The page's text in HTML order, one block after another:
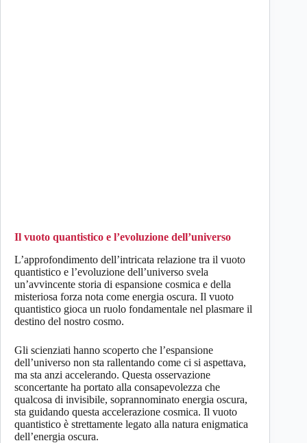
Il vuoto quantistico e l’evoluzione dell’universo
L’approfondimento dell’intricata relazione tra il vuoto
quantistico e l’evoluzione dell’universo svela
un’avvincente storia di espansione cosmica e della
misteriosa forza nota come energia oscura. Il vuoto
quantistico gioca un ruolo fondamentale nel plasmare il
destino del nostro cosmo.
Gli scienziati hanno scoperto che l’espansione
dell’universo non sta rallentando come ci si aspettava,
ma sta anzi accelerando. Questa osservazione
sconcertante ha portato alla consapevolezza che
qualcosa di invisibile, soprannominato energia oscura,
sta guidando questa accelerazione cosmica. Il vuoto
quantistico è strettamente legato alla natura enigmatica
dell’energia oscura.